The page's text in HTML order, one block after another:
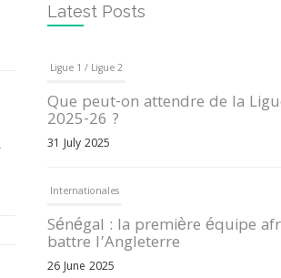
Latest Posts
Ligue 1 / Ligue 2
Que peut-on attendre de la
2025-26 ?
31 July 2025
Internationales
Sénégal : la première équipe
battre l’Angleterre
26 June 2025